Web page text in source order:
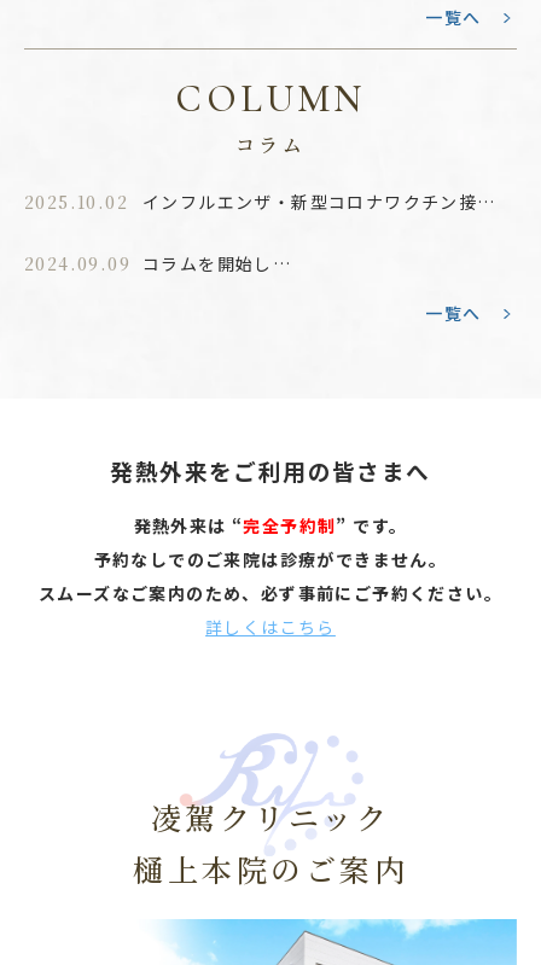
一覧へ
COLUMN
コラム
2025.10.02 インフルエンザ・新型コロナワクチン接種について
2024.09.09 コラムを開始します
一覧へ
発熱外来をご利用の皆さまへ
発熱外来は “完全予約制” です。
予約なしでのご来院は診療ができません。
スムーズなご案内のため、必ず事前にご予約ください。
詳しくはこちら
凌駕クリニック
樋上本院のご案内